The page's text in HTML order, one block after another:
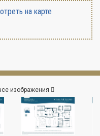
на карте
изображения